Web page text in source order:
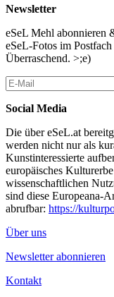
Newsletter
eSeL Mehl abonnieren
eSeL-Fotos im
Überraschend. >;e)
Social Media
Die über eSeL.at
werden nicht nur als
Kunstinteressierte
europäisches
wissenschaftlichen
sind diese Europeana-
abrufbar: https://
Über uns
Newsletter abonnieren
Kontakt